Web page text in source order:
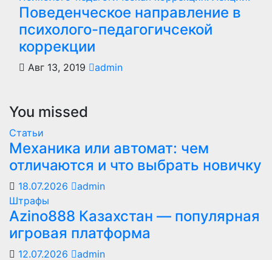
Поведенческое направление в
психолого-педагогичсекой
коррекции
Авг 13, 2019 admin
You missed
Статьи
Механика или автомат: чем
отличаются и что выбрать новичку
18.07.2026
admin
Штрафы
Azino888 Казахстан — популярная
игровая платформа
12.07.2026
admin